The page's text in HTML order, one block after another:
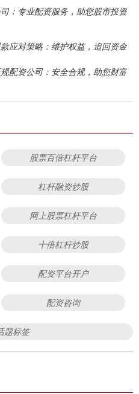
：专业配资服务，助您股市投资
应对策略：维护权益，追回资金
配资公司：安全合规，助您财富
股票百倍杠杆平台
杠杆融资炒股
网上股票杠杆平台
十倍杠杆炒股
配资平台开户
配资咨询
题标签